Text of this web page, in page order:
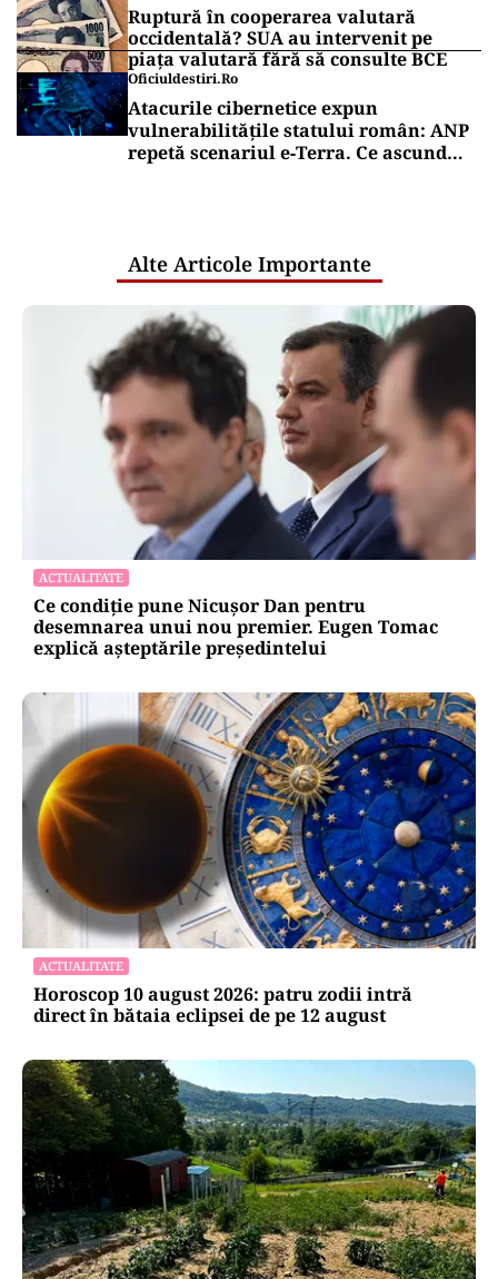
Ruptură în cooperarea valutară
occidentală? SUA au intervenit pe
piața valutară fără să consulte BCE
Oficiuldestiri.ro
Atacurile cibernetice expun
vulnerabilitățile statului român: ANP
repetă scenariul e‑Terra. Ce ascund
Alte Articole Importante
ACTUALITATE
Ce condiție pune Nicușor Dan pentru
desemnarea unui nou premier. Eugen Tomac
explică așteptările președintelui
ACTUALITATE
Horoscop 10 august 2026: patru zodii intră
direct în bătaia eclipsei de pe 12 august